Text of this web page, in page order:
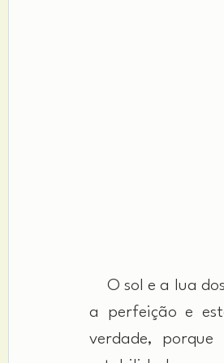
O sol e a lua
a perfeição e
verdade,